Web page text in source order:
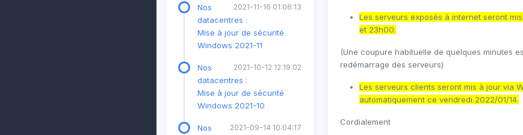
2021-11-16 01:06:13
Nos
datacentres :
Mise à jour de sécurité
Windows 2021-11
2021-10-12 12:19:02
Nos
datacentres :
Mise à jour de sécurité
Windows 2021-10
2021-09-14 10:04:17
Nos
Les serveurs exposés à internet seront
et 23h00.
(Une coupure habituelle de quelques minutes
redémarrage des serveurs)
Les serveurs clients seront mis à jour via
automatiquement ce vendredi 2022/01/14.
Cordialement